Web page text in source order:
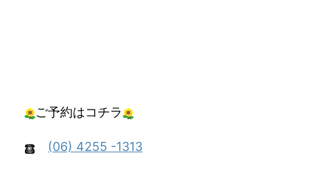
ご予約はコチラ
(06) 4255 -1313